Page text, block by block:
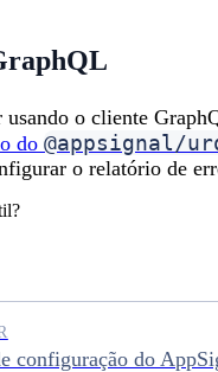
usando o cliente
do @appsignal/
o relatório de
configuração do